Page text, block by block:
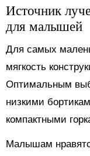
Источник
для малышей
Для самых
мягкость
Оптимальным
низкими
компактными
Малышам